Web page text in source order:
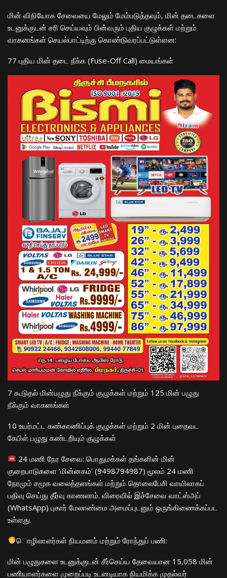
​மின் விநியோக சேவையை மேலும் மேம்படுத்தவும், மின் தடைகளை
உடனுக்குடன் சரி செய்யவும் பின்வரும் புதிய குழுக்கள் மற்றும்
வாகனங்கள் செயல்பாட்டிற்கு கொண்டுவரப்பட்டுள்ளன:
​77 புதிய மின் தடை நீக்க (Fuse-Off Call) மையங்கள்
​7 கூடுதல் மின்பழுது நீக்கும் குழுக்கள் மற்றும் 125 மின் பழுது
நீக்கும் வாகனங்கள்
​10 உயர்மட்ட கண்காணிப்புக் குழுக்கள் மற்றும் 2 மின் புதைவட
கேபிள் பழுது கண்டறியும் குழுக்கள்
24 மணி நேர சேவை: பொதுமக்கள் தங்களின் மின்
குறைபாடுகளை ‘மின்னகம்’ (9498794987) மூலம் 24 மணி
நேரமும் சமூக வலைத்தளங்கள் மற்றும் தொலைபேசி வாயிலாகப்
பதிவு செய்து தீர்வு காணலாம். விரைவில் இச்சேவை வாட்ஸ்அப்
(WhatsApp) புகார் மேலாண்மை அமைப்புடனும் ஒருங்கிணைக்கப்பட
உள்ளது.
‍ொழிலாளர்கள் நியமனம் மற்றும் ரோந்துப் பணி:
​மின் பழுதுகளை உடனுக்குடன் சீர்செய்ய தேவையான 15,058 மின்
பணியாளர்களை முறைப்படி உடனடியாக நியமிக்க முதல்வர்